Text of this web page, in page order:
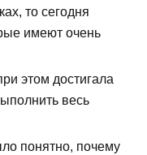
то сегодня
имеют очень
этом достигала
весь
понятно, почему